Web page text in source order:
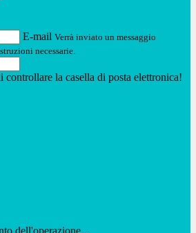
E-mail Verrà inviato un messaggio
necessarie.
controllare la casella di posta elettronica!